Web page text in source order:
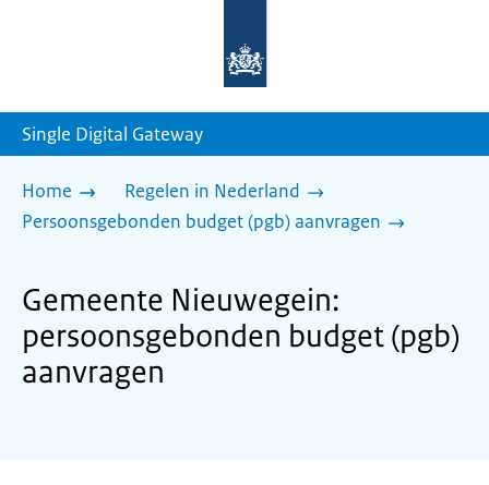
homepage
Single Digital Gateway
Home
Regelen in Nederland
Persoonsgebonden budget (pgb) aanvragen
Gemeente Nieuwegein:
persoonsgebonden budget (pgb)
aanvragen